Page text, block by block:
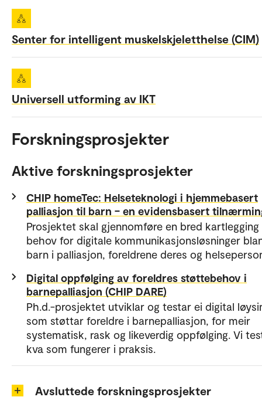
Senter for intelligent muskelskjeletthelse (CIM)
Universell utforming av IKT
Forskningsprosjekter
Aktive forskningsprosjekter
CHIP homeTec: Helseteknologi i hjemmebasert
palliasjon til barn – en evidensbasert
Prosjektet skal gjennomføre en bred kartlegging
behov for digitale kommunikasjonsløsninger
barn i palliasjon, foreldrene deres og
Digital oppfølging av foreldres støttebehov i
barnepalliasjon (CHIP DARE)
Ph.d.-prosjektet utviklar og testar ei digital
som støttar foreldre i barnepalliasjon, for meir
systematisk, rask og likeverdig oppfølging. Vi
kva som fungerer i praksis.
Avsluttede forskningsprosjekter